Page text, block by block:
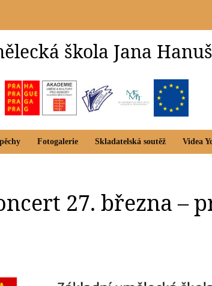
škola Jana
Fotogalerie Skladatelská soutěž Videa
27. března –